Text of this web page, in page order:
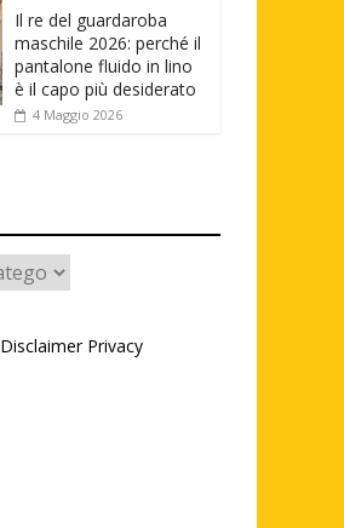
Il re del guardaroba
maschile 2026: perché il
pantalone fluido in lino
è il capo più desiderato
4 Maggio 2026
Disclaimer Privacy